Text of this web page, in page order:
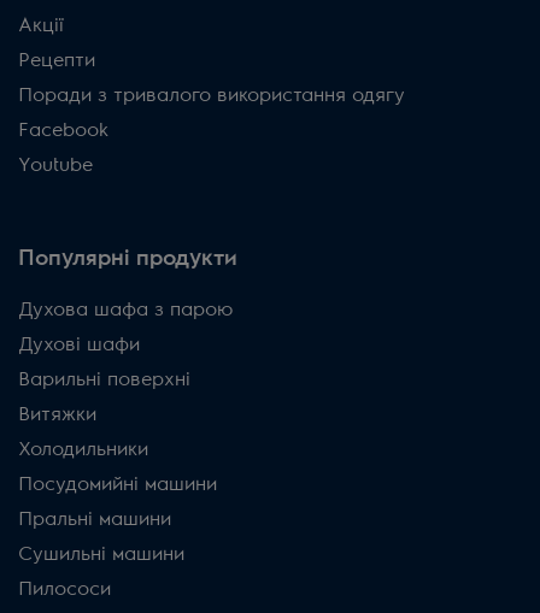
Акції
Рецепти
Поради з тривалого використання одягу
Facebook
Youtube
Популярні продукти
Духова шафа з парою
Духові шафи
Варильні поверхні
Витяжки
Холодильники
Посудомийні машини
Пральні машини
Сушильні машини
Пилососи